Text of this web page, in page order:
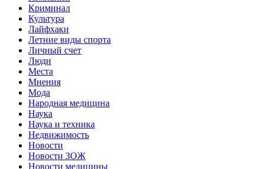
Криминал
Культура
Лайфхаки
Летние виды спорта
Личный счет
Люди
Места
Мнения
Мода
Народная медицина
Наука
Наука и техника
Недвижимость
Новости
Новости ЗОЖ
Новости медицины